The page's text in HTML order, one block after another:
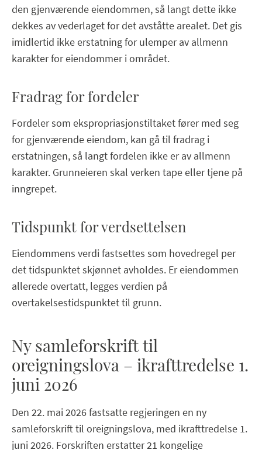
den gjenværende eiendommen, så langt dette ikke
dekkes av vederlaget for det avståtte arealet. Det gis
imidlertid ikke erstatning for ulemper av allmenn
karakter for eiendommer i området.
Fradrag for fordeler
Fordeler som ekspropriasjonstiltaket fører med seg
for gjenværende eiendom, kan gå til fradrag i
erstatningen, så langt fordelen ikke er av allmenn
karakter. Grunneieren skal verken tape eller tjene på
inngrepet.
Tidspunkt for verdsettelsen
Eiendommens verdi fastsettes som hovedregel per
det tidspunktet skjønnet avholdes. Er eiendommen
allerede overtatt, legges verdien på
overtakelsestidspunktet til grunn.
Ny samleforskrift til
oreigningslova – ikrafttredelse 1.
juni 2026
Den 22. mai 2026 fastsatte regjeringen en ny
samleforskrift til oreigningslova, med ikrafttredelse 1.
juni 2026. Forskriften erstatter 21 kongelige